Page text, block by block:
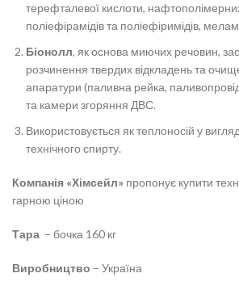
терефталевої кислоти,
поліефірамідів та поліефіримідів,
Біонолл, як основа миючих речовин,
розчинення твердих відкладень та
апаратури (паливна рейка,
та камери згоряння ДВС.
Використовується як теплоносій у
технічного спирту.
Компанія «Хімсейл» пропонує купити
гарною ціною
Тара – бочка 160 кг
Виробництво – Україна